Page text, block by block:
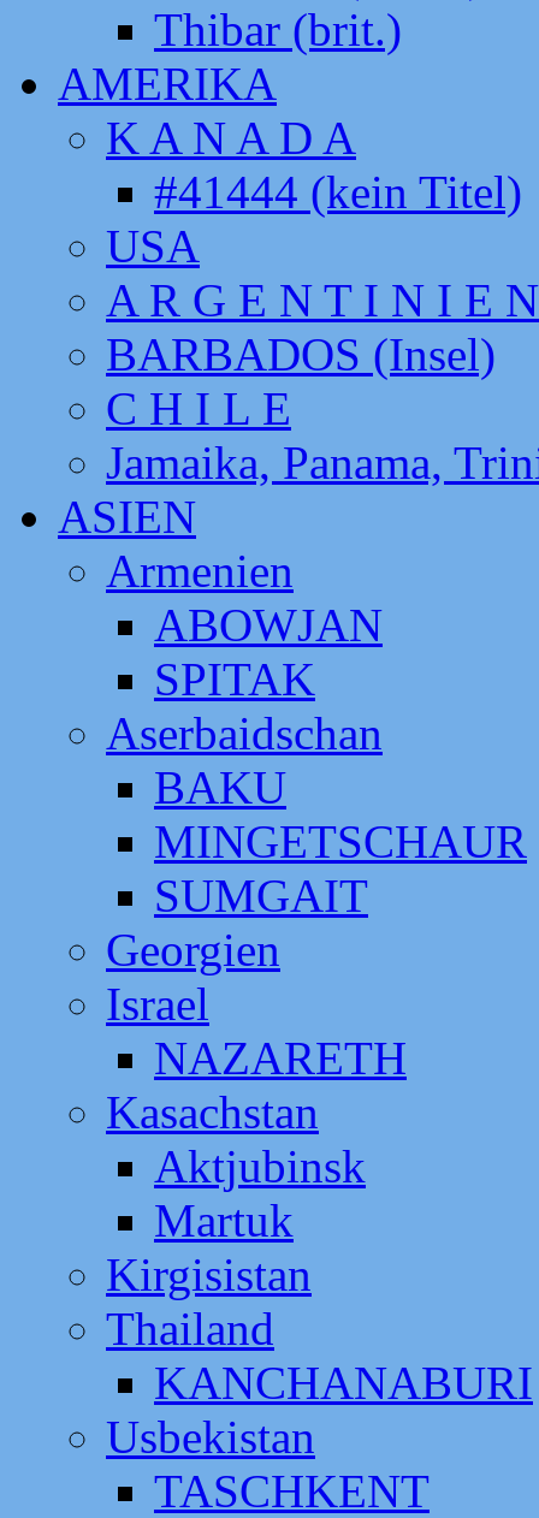
Thibar (brit.)
AMERIKA
K A N A D A
#41444 (kein Titel)
USA
A R G E N T I N I E N
BARBADOS (Insel)
C H I L E
Jamaika, Panama,
ASIEN
Armenien
ABOWJAN
SPITAK
Aserbaidschan
BAKU
MINGETSCHAUR
SUMGAIT
Georgien
Israel
NAZARETH
Kasachstan
Aktjubinsk
Martuk
Kirgisistan
Thailand
KANCHANABURI
Usbekistan
TASCHKENT